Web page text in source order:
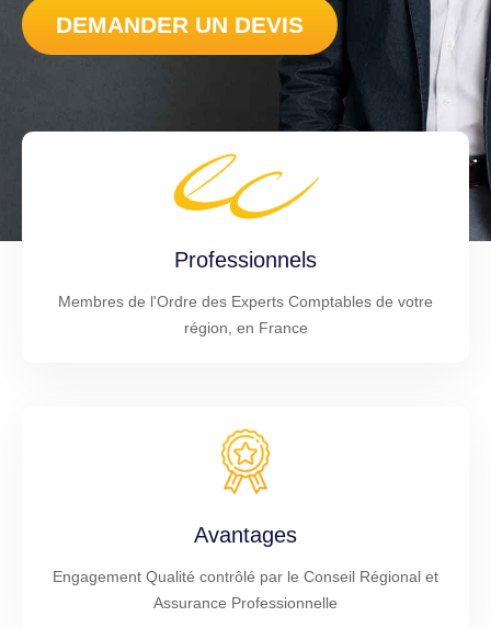
DEMANDER UN DEVIS
Professionnels
Membres de l'Ordre des Experts Comptables de votre
région, en France
Avantages
Engagement Qualité contrôlé par le Conseil Régional et
Assurance Professionnelle